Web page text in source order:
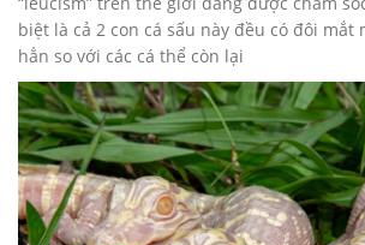
biệt là cả 2 con cá sấu này đều có đôi mắt
hẳn so với các cá thể còn lại